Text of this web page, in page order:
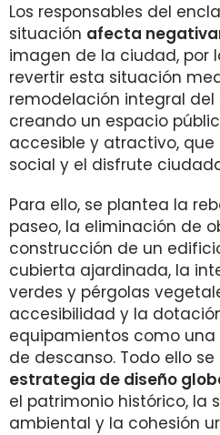
Los responsables del
situación afecta
imagen de la ciudad, por
revertir esta situación
remodelación integral del
creando un espacio
accesible y atractivo,
social y el disfrute
Para ello, se plantea la
paseo, la eliminación de
construcción de un
cubierta ajardinada, la
verdes y pérgolas
accesibilidad y la
equipamientos como
de descanso. Todo ello
estrategia de diseño
el patrimonio histórico, la
ambiental y la cohesión